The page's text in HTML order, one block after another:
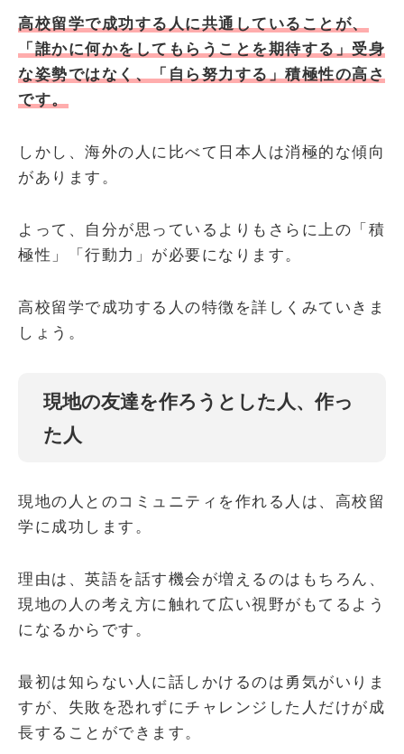
高校留学で成功する人に共通していることが、
「誰かに何かをしてもらうことを期待する」受身
な姿勢ではなく、「自ら努力する」積極性の高さ
です。
しかし、海外の人に比べて日本人は消極的な傾向
があります。
よって、自分が思っているよりもさらに上の「積
極性」「行動力」が必要になります。
高校留学で成功する人の特徴を詳しくみていきま
しょう。
現地の友達を作ろうとした人、作っ
た人
現地の人とのコミュニティを作れる人は、高校留
学に成功します。
理由は、英語を話す機会が増えるのはもちろん、
現地の人の考え方に触れて広い視野がもてるよう
になるからです。
最初は知らない人に話しかけるのは勇気がいりま
すが、失敗を恐れずにチャレンジした人だけが成
長することができます。